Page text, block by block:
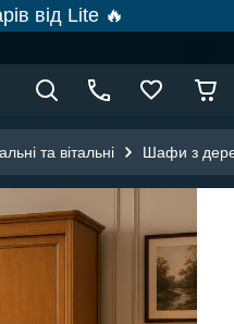
від Lite 🔥
та вітальні Шафи з